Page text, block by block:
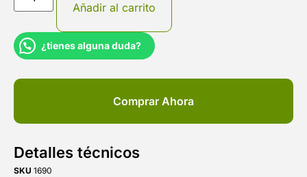
Añadir al carrito
¿tienes alguna duda?
Comprar Ahora
Detalles técnicos
SKU 1690